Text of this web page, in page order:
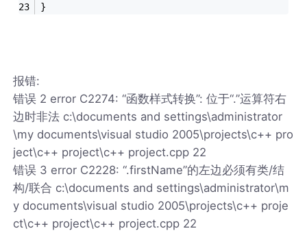
}
报错:
错误 2 error C2274: “函数样式转换”: 位于“.”运算符右
边时非法 c:\documents and settings\administrator
\my documents\visual studio 2005\projects\c++ pro
ject\c++ project\c++ project.cpp 22
错误 3 error C2228: “.firstName”的左边必须有类/结
构/联合 c:\documents and settings\administrator\m
y documents\visual studio 2005\projects\c++ proje
ct\c++ project\c++ project.cpp 22